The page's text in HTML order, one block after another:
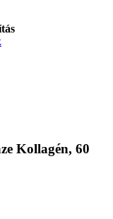
Kollagén, 60